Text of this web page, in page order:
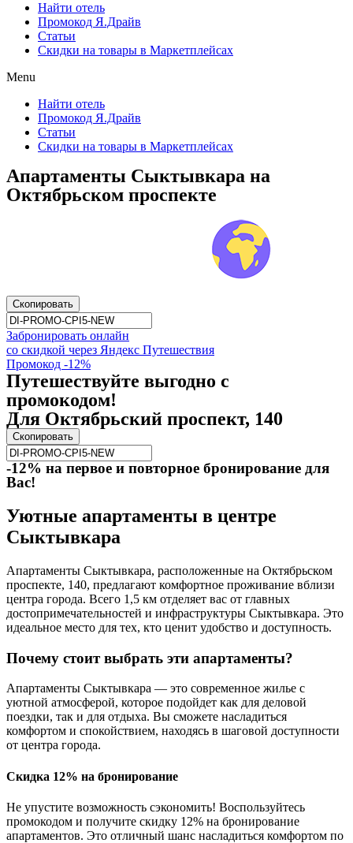
Найти отель
Промокод Я.Драйв
Статьи
Скидки на товары в Маркетплейсах
Menu
Найти отель
Промокод Я.Драйв
Статьи
Скидки на товары в Маркетплейсах
Апартаменты Сыктывкара на
Октябрьском проспекте
Скопировать
Забронировать онлайн
со скидкой через Яндекс Путешествия
Промокод -12%
Путешествуйте выгодно с
промокодом!
Для Октябрьский проспект, 140
Скопировать
-12% на первое и повторное бронирование для
Вас!
Уютные апартаменты в центре
Сыктывкара
Апартаменты Сыктывкара, расположенные на Октябрьском
проспекте, 140, предлагают комфортное проживание вблизи
центра города. Всего 1,5 км отделяет вас от главных
достопримечательностей и инфраструктуры Сыктывкара. Это
идеальное место для тех, кто ценит удобство и доступность.
Почему стоит выбрать эти апартаменты?
Апартаменты Сыктывкара — это современное жилье с
уютной атмосферой, которое подойдет как для деловой
поездки, так и для отдыха. Вы сможете насладиться
комфортом и спокойствием, находясь в шаговой доступности
от центра города.
Скидка 12% на бронирование
Не упустите возможность сэкономить! Воспользуйтесь
промокодом и получите скидку 12% на бронирование
апартаментов. Это отличный шанс насладиться комфортом по